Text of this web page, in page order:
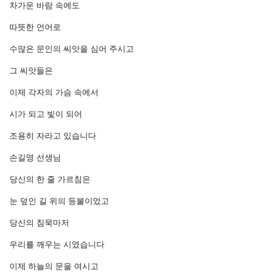
차가운 바람 속에도
따뜻한 언어로
수많은 문인의 씨앗을 심어 주시고
그 씨앗들은
이제 각자의 가슴 속에서
시가 되고 빛이 되어
조용히 자라고 있습니다
손길영 선생님
당신의 한 줄 가르침은
눈 덮인 길 위의 등불이었고
당신의 침묵마저
우리를 깨우는 시였습니다
이제 하늘의 문을 여시고